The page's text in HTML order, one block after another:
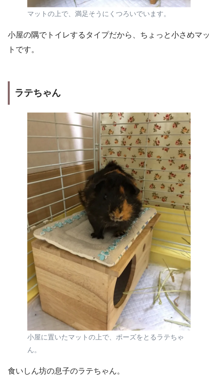
マットの上で、満足そうにくつろいでいます。
小屋の隅でトイレするタイプだから、ちょっと小さめマッ
トです。
ラテちゃん
小屋に置いたマットの上で、ポーズをとるラテちゃ
ん。
食いしん坊の息子のラテちゃん。